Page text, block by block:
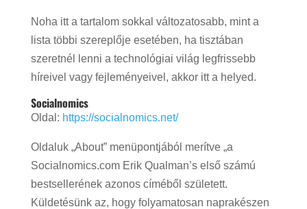
Noha itt a tartalom sokkal változatosabb, mint a
lista többi szereplője esetében, ha tisztában
szeretnél lenni a technológiai világ legfrissebb
híreivel vagy fejleményeivel, akkor itt a helyed.
Socialnomics
Oldal: https://socialnomics.net/
Oldaluk „About” menüpontjából merítve „a
Socialnomics.com Erik Qualman’s első számú
bestsellerének azonos címéből született.
Küldetésünk az, hogy folyamatosan naprakészen